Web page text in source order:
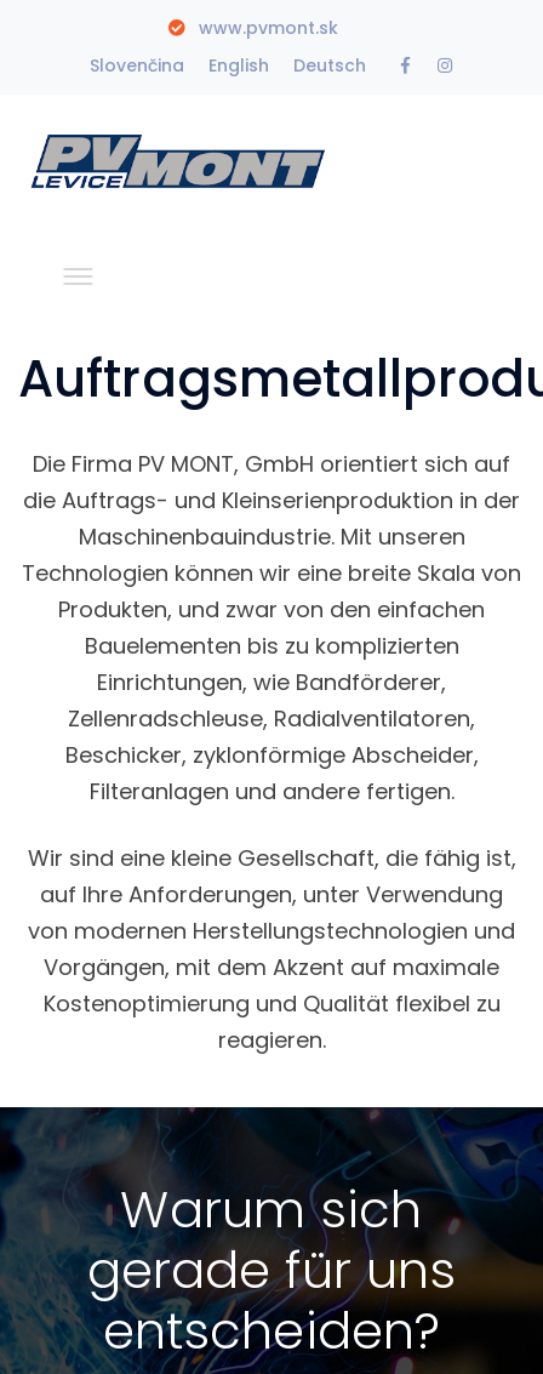
www.pvmont.sk
Slovenčina
English Deutsch
FacebookInstagram
Die Firma PV MONT, GmbH orientiert sich auf
die Auftrags- und Kleinserienproduktion in der
Maschinenbauindustrie. Mit unseren
Technologien können wir eine breite Skala von
Produkten, und zwar von den einfachen
Bauelementen bis zu komplizierten
Einrichtungen, wie Bandförderer,
Zellenradschleuse, Radialventilatoren,
Beschicker, zyklonförmige Abscheider,
Filteranlagen und andere fertigen.
Wir sind eine kleine Gesellschaft, die fähig ist,
auf Ihre Anforderungen, unter Verwendung
von modernen Herstellungstechnologien und
Vorgängen, mit dem Akzent auf maximale
Kostenoptimierung und Qualität flexibel zu
reagieren.
Warum sich
gerade für uns
entscheiden?